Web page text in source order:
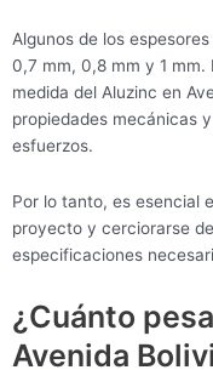
Algunos de los
0,7 mm, 0,8 mm y 1
medida del Aluzinc en
propiedades mecánicas
esfuerzos.
Por lo tanto, es esencial
proyecto y cerciorarse
especificaciones
¿Cuánto
Avenida